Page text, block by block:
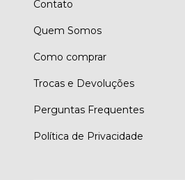
Contato
Quem Somos
Como comprar
Trocas e Devoluções
Perguntas Frequentes
Política de Privacidade